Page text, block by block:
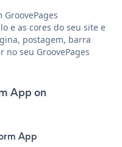
e as cores do seu site e
postagem, barra
seu GroovePages
App on
App